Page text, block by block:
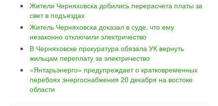
Жители Черняховска добились перерасчета платы за
свет в подъездах
Житель Черняховска доказал в суде, что ему
незаконно отключили электричество
В Черняховске прокуратура обязала УК вернуть
жильцам переплату за электричество
«Янтарьэнерго» предупреждает о кратковременных
перебоях энергоснабжения 20 декабря на востоке
области